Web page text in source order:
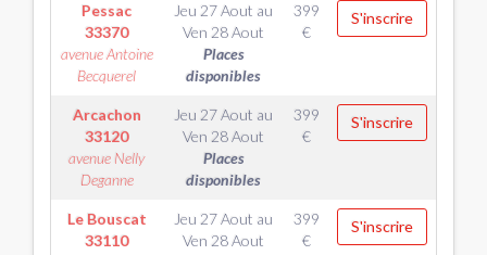
Pessac
33370
avenue Antoine
Becquerel
Jeu 27 Aout au
Ven 28 Aout
Places
disponibles
399
€
S'inscrire
Arcachon
33120
avenue Nelly
Deganne
Jeu 27 Aout au
Ven 28 Aout
Places
disponibles
399
€
S'inscrire
Le Bouscat
33110
Jeu 27 Aout au
Ven 28 Aout
399
€
S'inscrire